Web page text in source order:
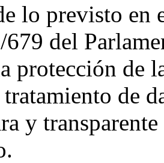
lo previsto
del
protección de
de
y